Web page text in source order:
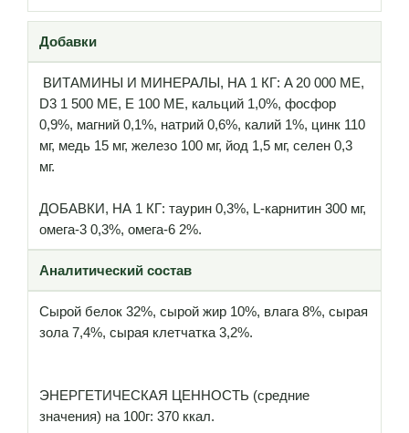
Добавки
ВИТАМИНЫ И МИНЕРАЛЫ, НА 1 КГ: A 20 000 ME,
D3 1 500 ME, E 100 МЕ, кальций 1,0%, фосфор
0,9%, магний 0,1%, натрий 0,6%, калий 1%, цинк 110
мг, медь 15 мг, железо 100 мг, йод 1,5 мг, селен 0,3
мг.
ДОБАВКИ, НА 1 КГ: таурин 0,3%, L-карнитин 300 мг,
омега-3 0,3%, омега-6 2%.
Аналитический состав
Сырой белок 32%, сырой жир 10%, влага 8%, сырая
зола 7,4%, сырая клетчатка 3,2%.
ЭНЕРГЕТИЧЕСКАЯ ЦЕННОСТЬ (средние
значения) на 100г: 370 ккал.